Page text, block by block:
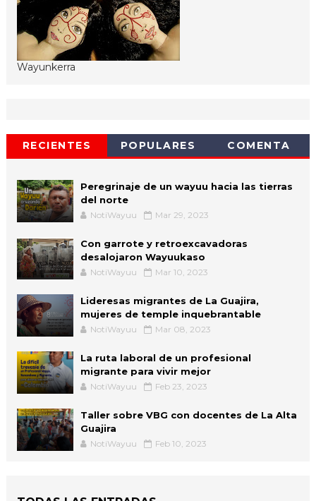
Wayunkerra
RECIENTES POPULARES COMENTA
Peregrinaje de un wayuu hacia las tierras
del norte
NotiWayuu Mar 29, 2023
Con garrote y retroexcavadoras
desalojaron Wayuukaso
NotiWayuu Mar 10, 2023
Lideresas migrantes de La Guajira,
mujeres de temple inquebrantable
NotiWayuu Mar 08, 2023
La ruta laboral de un profesional
migrante para vivir mejor
NotiWayuu Feb 23, 2023
Taller sobre VBG con docentes de La Alta
Guajira
NotiWayuu Feb 10, 2023